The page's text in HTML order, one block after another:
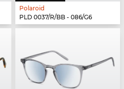
Polaroid
PLD 0037/R/BB - 086/G6